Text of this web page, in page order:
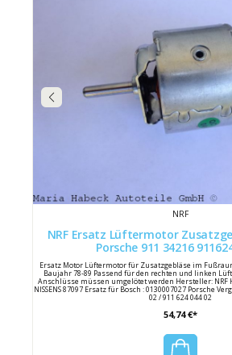
NRF
NRF Ersatz Lüftermotor Zusatzgebläse Fußraum
Porsche 911
Ersatz Motor Lüftermotor für Zusatzgebläse im
Baujahr 78-89 Passend für den rechten und linken
Anschlüsse müssen umgelötet werden Hersteller: NRF
NISSENS 87097 Ersatz für Bosch : 0130007027 Porsche
02 / 911 624 044 02
54,74 €*